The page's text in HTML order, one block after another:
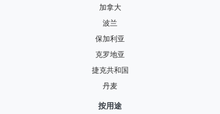
加拿大
波兰
保加利亚
克罗地亚
捷克共和国
丹麦
按用途